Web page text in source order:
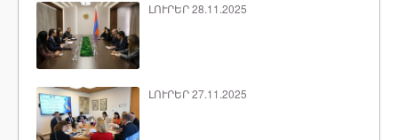
ԼՈՒՐԵՐ 28.11.2025
ԼՈՒՐԵՐ 27.11.2025